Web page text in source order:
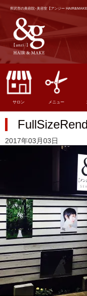
所沢市の美容院･美容室【アンジー
サロン メニュー
2017年03月03日